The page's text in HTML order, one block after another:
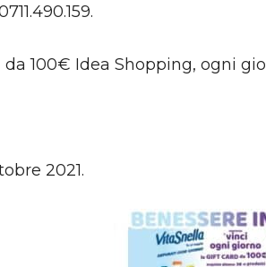
100€ Idea Shopping, ogni
2021.